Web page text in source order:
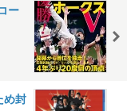
ー
め封